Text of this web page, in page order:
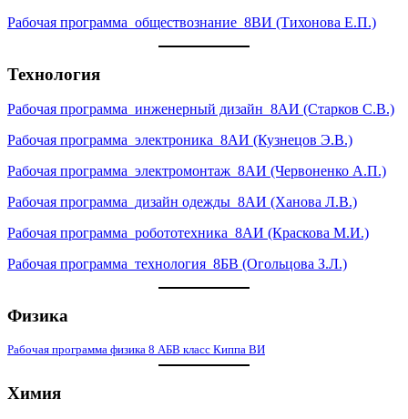
Рабочая программа_обществознание_8ВИ (Тихонова Е.П.)
Технология
Рабочая программа_инженерный дизайн_8АИ (Старков С.В.)
Рабочая программа_электроника_8АИ (Кузнецов Э.В.)
Рабочая программа_электромонтаж_8АИ (Червоненко А.П.)
Рабочая программа_дизайн одежды_8АИ (Ханова Л.В.)
Рабочая программа_робототехника_8АИ (Краскова М.И.)
Рабочая программа_технология_8БВ (Огольцова З.Л.)
Физика
Рабочая программа физика 8 АБВ класс Киппа ВИ
Химия